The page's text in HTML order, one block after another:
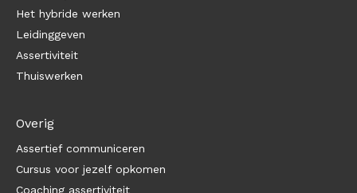
Het hybride werken
Leidinggeven
Assertiviteit
Thuiswerken
Overig
Assertief communiceren
Cursus voor jezelf opkomen
Coaching assertiviteit